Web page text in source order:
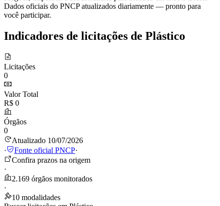
Dados oficiais do PNCP atualizados diariamente — pronto para
você participar.
Indicadores de licitações de Plástico
Licitações
0
Valor Total
R$ 0
Órgãos
0
Atualizado 10/07/2026
·
Fonte oficial PNCP·
Confira prazos na origem
·
2.169 órgãos monitorados
·
10 modalidades